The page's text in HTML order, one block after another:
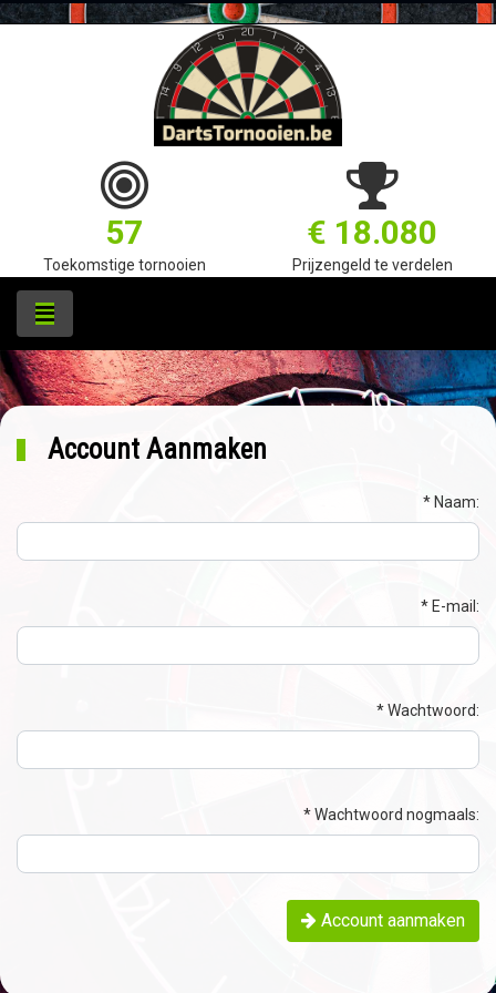
57
Toekomstige tornooien
€ 18.080
Prijzengeld te verdelen
Account Aanmaken
Naam:
E-mail:
Wachtwoord:
Wachtwoord nogmaals:
Account aanmaken